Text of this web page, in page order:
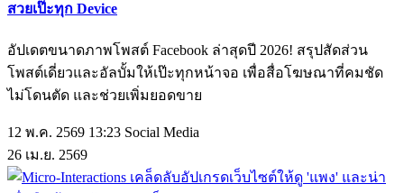
สวยเป๊ะทุก Device
อัปเดตขนาดภาพโพสต์ Facebook ล่าสุดปี 2026! สรุปสัดส่วน
โพสต์เดี่ยวและอัลบั้มให้เป๊ะทุกหน้าจอ เพื่อสื่อโฆษณาที่คมชัด
ไม่โดนตัด และช่วยเพิ่มยอดขาย
12 พ.ค. 2569 13:23 Social Media
26 เม.ย. 2569